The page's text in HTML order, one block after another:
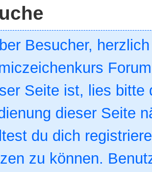
Besucher,
Seite ist, lies bitte
dieser Seite
du dich
zu können.